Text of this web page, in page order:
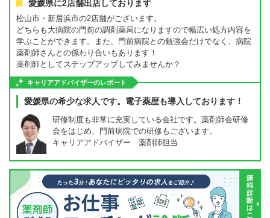
愛媛県に2店舗出店しております
松山市・新居浜市の2店舗がございます。
どちらも大病院の門前の調剤薬局になりますので幅広い処方内容を
学ぶことができます。また、門前病院との勉強会だけでなく、病院
薬剤師さんとの係わり合いもあります！
薬剤師としてステップアップしてみませんか？
キャリアアドバイザーのレポート
愛媛県の希少な求人です。電子薬歴も導入しております！
研修制度も非常に充実している会社です。薬剤師会研修
会をはじめ、門前病院での研修もございます。
キャリアアドバイザー 薬剤師担当